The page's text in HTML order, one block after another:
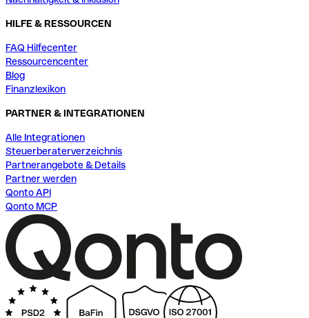
HILFE & RESSOURCEN
FAQ Hilfecenter
Ressourcencenter
Blog
Finanzlexikon
PARTNER & INTEGRATIONEN
Alle Integrationen
Steuerberaterverzeichnis
Partnerangebote & Details
Partner werden
Qonto API
Qonto MCP